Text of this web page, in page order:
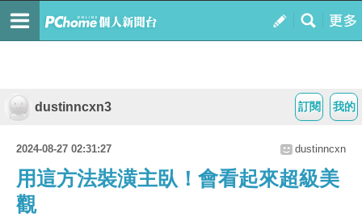
我的
訂閱
dustinncxn3
2024-08-27 02:31:27 dustinncxn
用這方法裝潢主臥！會看起來超級美
觀